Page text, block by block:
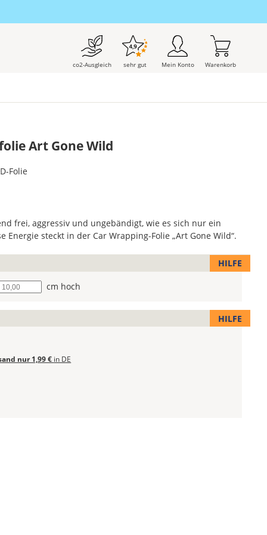
co2-Ausgleich sehr gut Mein Konto Warenkorb
Art Gone Wild
Folie
frei, aggressiv und ungebändigt, wie es sich nur ein
Energie steckt in der Car Wrapping-Folie „Art Gone Wild“.
HILFE
cm hoch
HILFE
nur 1,99 € in DE